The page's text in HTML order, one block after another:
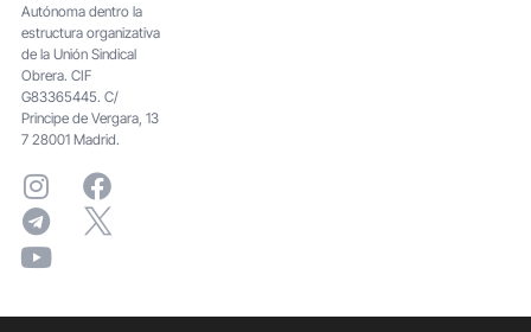
Autónoma dentro la
estructura organizativa
de la Unión Sindical
Obrera. CIF
G83365445. C/
Principe de Vergara, 13
7 28001 Madrid.